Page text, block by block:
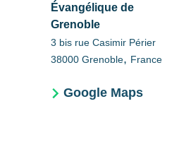
Évangélique de
Grenoble
3 bis rue Casimir Périer
38000 Grenoble, France
Google Maps